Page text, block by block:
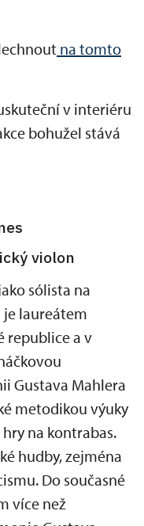
na tomto
v interiéru
bohužel stává
violon
sólista na
laureátem
republice a v
Gustava Mahlera
metodikou výuky
na kontrabas.
hudby, zejména
Do současné
více než